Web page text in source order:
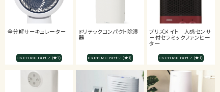
全分解サーキュレーター
EXETIME Part 2 (★1)
ドリテックコンパクト除湿
器
EXETIME Part 2 (★1)
プリズメイト 人感センサ
ー付セラミックファンヒー
ター
EXETIME Part 2 (★1)